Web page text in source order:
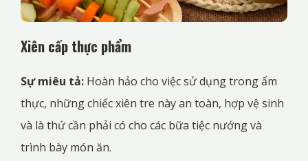
Xiên cấp thực phẩm
Sự miêu tả: Hoàn hảo cho việc sử dụng trong ẩm
thực, những chiếc xiên tre này an toàn, hợp vệ sinh
và là thứ cần phải có cho các bữa tiệc nướng và
trình bày món ăn.